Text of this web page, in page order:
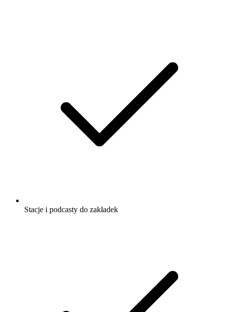
Stacje i podcasty do zakładek